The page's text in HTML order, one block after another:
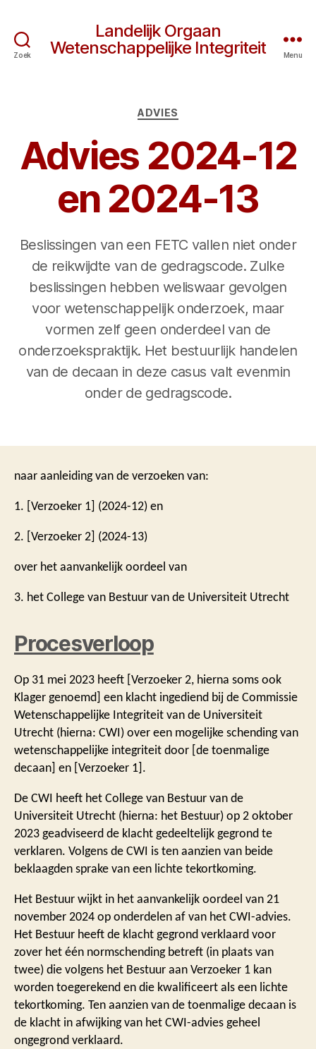
Zoek
Landelijk Orgaan
Wetenschappelijke Integriteit
Menu
Categorieën
ADVIES
Advies 2024-12
en 2024-13
Beslissingen van een FETC vallen niet onder
de reikwijdte van de gedragscode. Zulke
beslissingen hebben weliswaar gevolgen
voor wetenschappelijk onderzoek, maar
vormen zelf geen onderdeel van de
onderzoekspraktijk. Het bestuurlijk handelen
van de decaan in deze casus valt evenmin
onder de gedragscode.
naar aanleiding van de verzoeken van:
1. [Verzoeker 1] (2024-12) en
2. [Verzoeker 2] (2024-13)
over het aanvankelijk oordeel van
3. het College van Bestuur van de Universiteit Utrecht
Procesverloop
Op 31 mei 2023 heeft [Verzoeker 2, hierna soms ook
Klager genoemd] een klacht ingediend bij de Commissie
Wetenschappelijke Integriteit van de Universiteit
Utrecht (hierna: CWI) over een mogelijke schending van
wetenschappelijke integriteit door [de toenmalige
decaan] en [Verzoeker 1].
De CWI heeft het College van Bestuur van de
Universiteit Utrecht (hierna: het Bestuur) op 2 oktober
2023 geadviseerd de klacht gedeeltelijk gegrond te
verklaren. Volgens de CWI is ten aanzien van beide
beklaagden sprake van een lichte tekortkoming.
Het Bestuur wijkt in het aanvankelijk oordeel van 21
november 2024 op onderdelen af van het CWI-advies.
Het Bestuur heeft de klacht gegrond verklaard voor
zover het één normschending betreft (in plaats van
twee) die volgens het Bestuur aan Verzoeker 1 kan
worden toegerekend en die kwalificeert als een lichte
tekortkoming. Ten aanzien van de toenmalige decaan is
de klacht in afwijking van het CWI-advies geheel
ongegrond verklaard.